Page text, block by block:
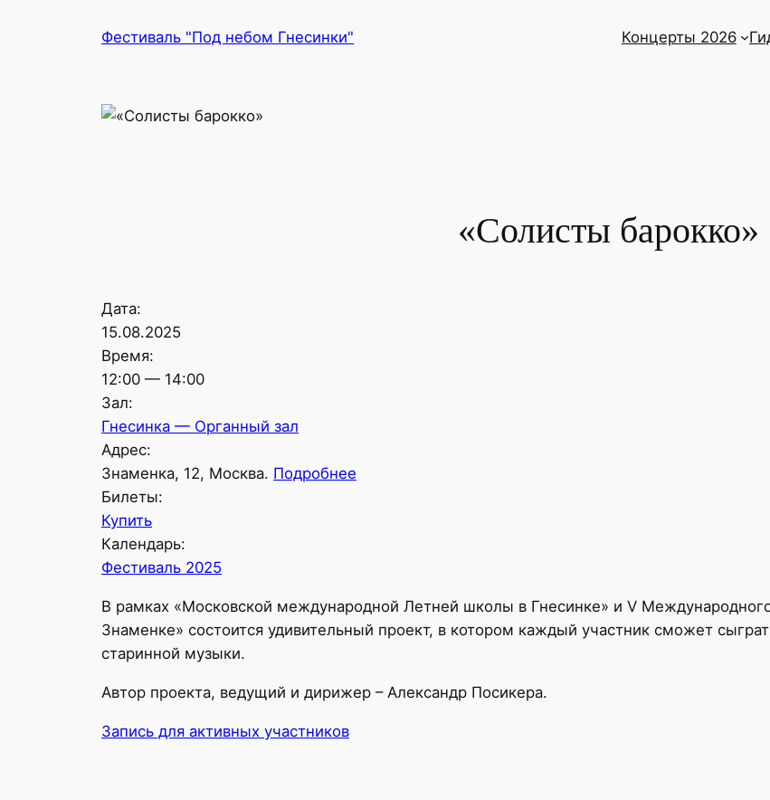
Фестиваль "Под небом Гнесинки" Концерты 2026
«Солисты барокко»
Дата:
15.08.2025
Время:
12:00 — 14:00
Зал:
Гнесинка — Органный зал
Адрес:
Знаменка, 12, Москва. Подробнее
Билеты:
Купить
Календарь:
Фестиваль 2025
В рамках «Московской международной Летней школы в Гнесинке» и V
Знаменке» состоится удивительный проект, в котором каждый участник сможет
старинной музыки.
Автор проекта, ведущий и дирижер – Александр Посикера.
Запись для активных участников